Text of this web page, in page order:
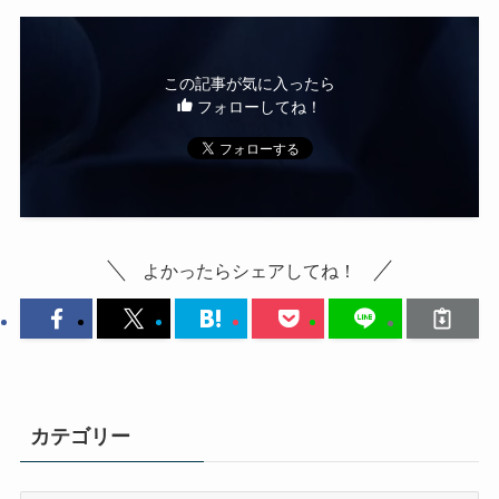
この記事が気に入ったら
フォローしてね！
よかったらシェアしてね！
カテゴリー